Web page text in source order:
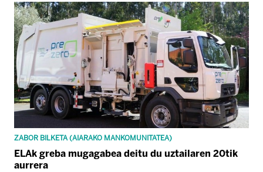
ZABOR BILKETA (AIARAKO MANKOMUNITATEA)
ELAk greba mugagabea deitu du uztailaren 20tik
aurrera